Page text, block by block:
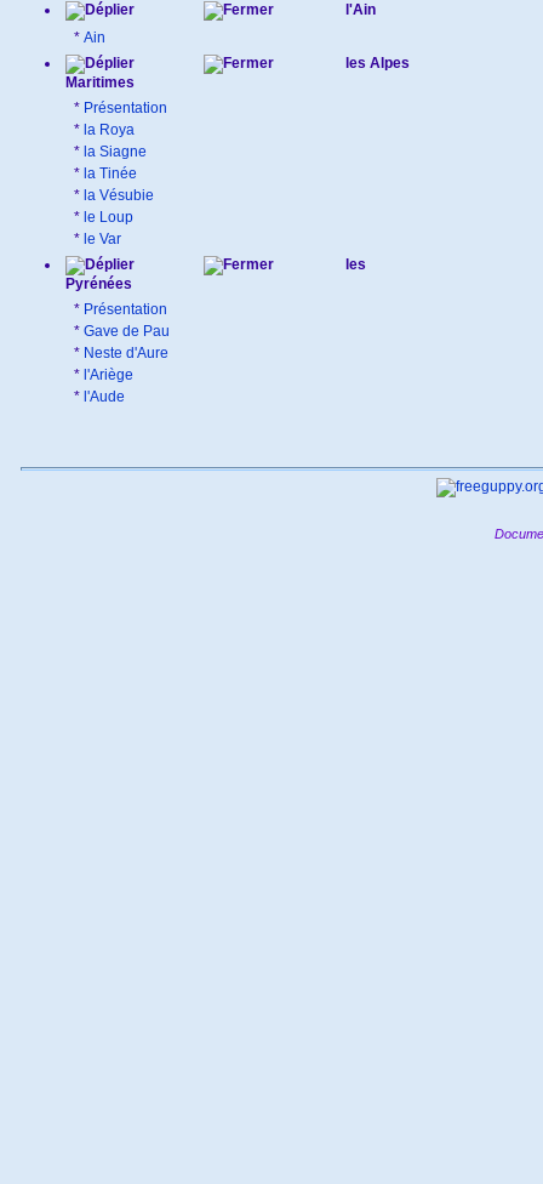
l'Ain
* Ain
les Alpes
Maritimes
* Présentation
* la Roya
* la Siagne
* la Tinée
* la Vésubie
* le Loup
* le Var
les
Pyrénées
* Présentation
* Gave de Pau
* Neste d'Aure
* l'Ariège
* l'Aude